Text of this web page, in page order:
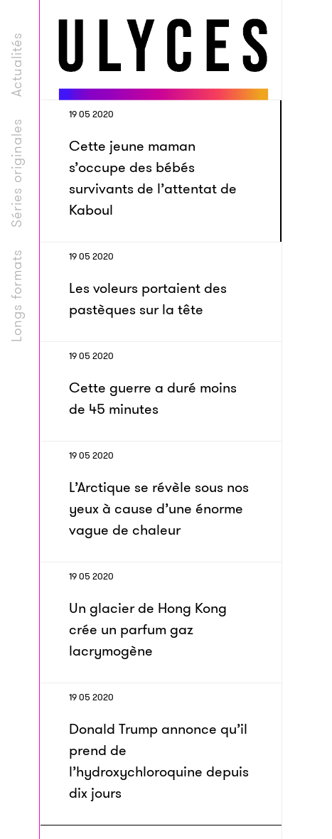
Longs formats
Séries originales
Actualités
19 05 2020
Cette jeune maman
s’occupe des bébés
survivants de l’attentat de
Kaboul
19 05 2020
Les voleurs portaient des
pastèques sur la tête
19 05 2020
Cette guerre a duré moins
de 45 minutes
19 05 2020
L’Arctique se révèle sous nos
yeux à cause d’une énorme
vague de chaleur
19 05 2020
Un glacier de Hong Kong
crée un parfum gaz
lacrymogène
19 05 2020
Donald Trump annonce qu’il
prend de
l’hydroxychloroquine depuis
dix jours